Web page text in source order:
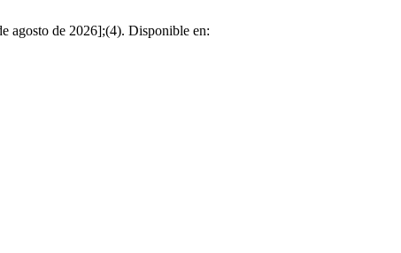
agosto de 2026];(4). Disponible en: